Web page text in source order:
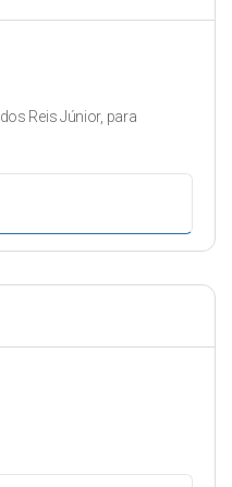
Reis Júnior, para